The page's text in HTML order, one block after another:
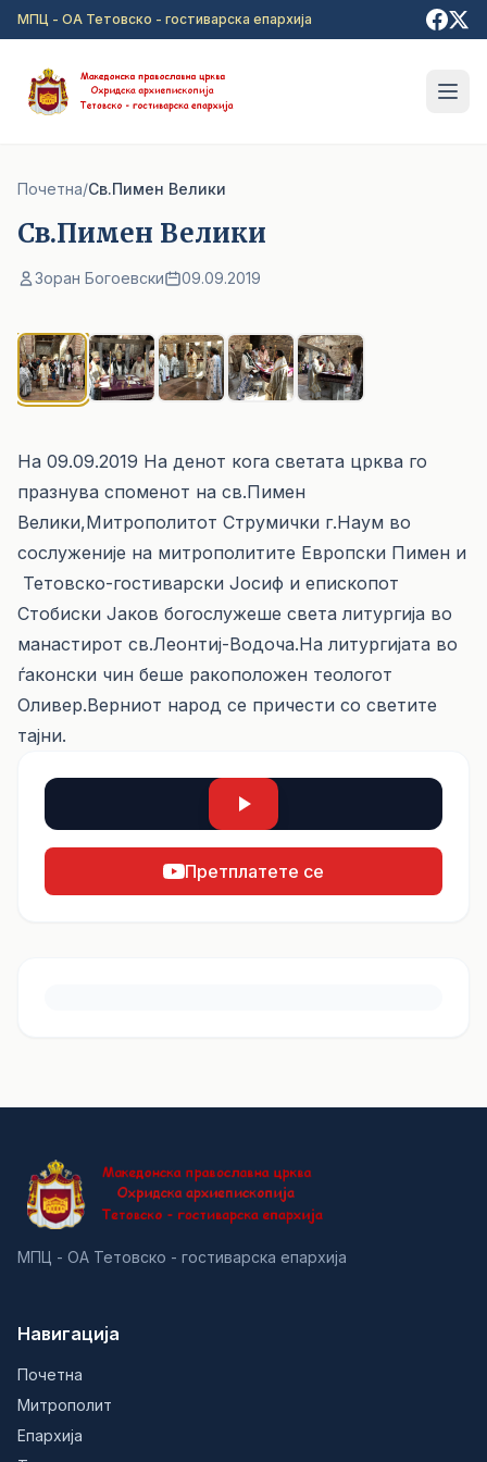
Прејди на главна содржина
МПЦ - ОА Тетовско - гостиварска епархија
Почетна/Св.Пимен Велики
Св.Пимен Велики
Зоран Богоевски 09.09.2019
На 09.09.2019 На денот кога светата црква го
празнува споменот на св.Пимен
Велики,Митрополитот Струмички г.Наум во
сослуженије на митрополитите Европски Пимен и
Тетовско-гостиварски Јосиф и епископот
Стобиски Јаков богослужеше света литургија во
манастирот св.Леонтиј-Водоча.На литургијата во
ѓаконски чин беше ракоположен теологот
Оливер.Верниот народ се причести со светите
тајни.
Претплатете се
МПЦ - ОА Тетовско - гостиварска епархија
Навигација
Почетна
Митрополит
Епархија